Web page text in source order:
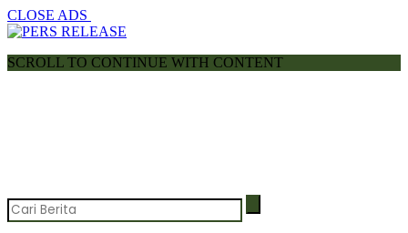
CLOSE ADS
SCROLL TO CONTINUE WITH CONTENT